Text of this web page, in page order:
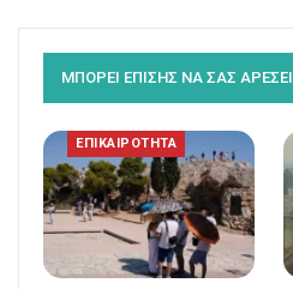
ΜΠΟΡΕΙ ΕΠΙΣΗΣ ΝΑ ΣΑΣ ΑΡΕΣΕΙ
ΕΠΙΚΑΙΡΟΤΗΤΑ